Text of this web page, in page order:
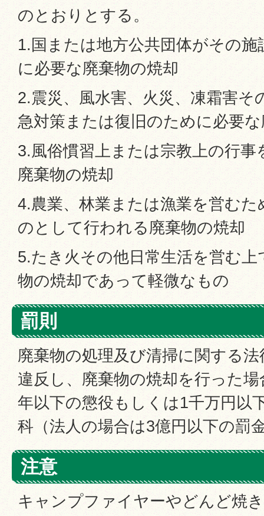
のとおりとする。
1.国または地方公共団体がその
に必要な廃棄物の焼却
2.震災、風水害、火災、凍霜害そ
急対策または復旧のために必要
3.風俗慣習上または宗教上の行
廃棄物の焼却
4.農業、林業または漁業を営む
のとして行われる廃棄物の焼却
5.たき火その他日常生活を営む
物の焼却であって軽微なもの
罰則
廃棄物の処理及び清掃に関する
違反し、廃棄物の焼却を行った
年以下の懲役もしくは1千万円以
科（法人の場合は3億円以下の罰
注意
キャンプファイヤーやどんど焼